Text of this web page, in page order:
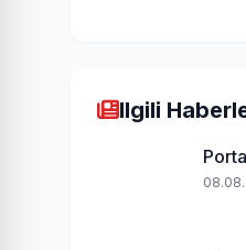
Ilgili